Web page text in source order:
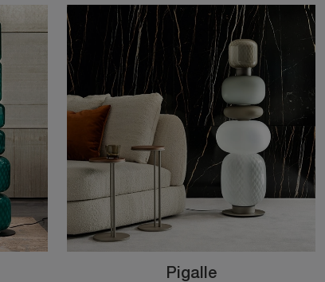
Pigalle